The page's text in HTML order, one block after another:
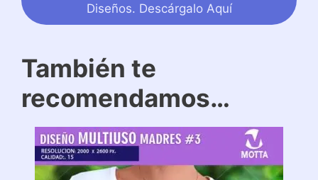
Diseños. Descárgalo Aquí
También te
recomendamos…